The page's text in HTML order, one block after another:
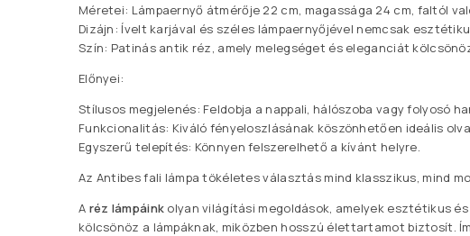
Méretei: Lámpaernyő átmérője 22 cm, magassága 24 cm, faltól
Dizájn: Ívelt karjával és széles lámpaernyőjével nemcsak
Szín: Patinás antik réz, amely melegséget és eleganciát
Előnyei:
Stílusos megjelenés: Feldobja a nappali, hálószoba vagy folyosó
Funkcionalitás: Kiváló fényeloszlásának köszönhetően ideális
Egyszerű telepítés: Könnyen felszerelhető a kívánt helyre.
Az Antibes fali lámpa tökéletes választás mind klasszikus, mind
A réz lámpáink olyan világítási megoldások, amelyek esztétikus
kölcsönöz a lámpáknak, miközben hosszú élettartamot biztosít.